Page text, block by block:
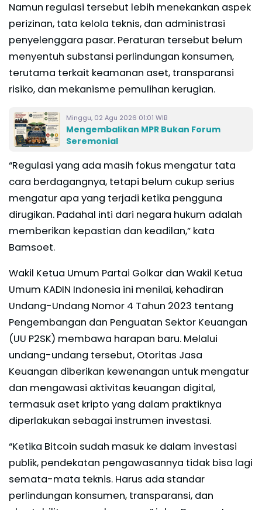
Namun regulasi tersebut lebih menekankan aspek
perizinan, tata kelola teknis, dan administrasi
penyelenggara pasar. Peraturan tersebut belum
menyentuh substansi perlindungan konsumen,
terutama terkait keamanan aset, transparansi
risiko, dan mekanisme pemulihan kerugian.
Minggu, 02 Agu 2026 01:01 WIB
Mengembalikan MPR Bukan Forum
Seremonial
“Regulasi yang ada masih fokus mengatur tata
cara berdagangnya, tetapi belum cukup serius
mengatur apa yang terjadi ketika pengguna
dirugikan. Padahal inti dari negara hukum adalah
memberikan kepastian dan keadilan,” kata
Bamsoet.
Wakil Ketua Umum Partai Golkar dan Wakil Ketua
Umum KADIN Indonesia ini menilai, kehadiran
Undang-Undang Nomor 4 Tahun 2023 tentang
Pengembangan dan Penguatan Sektor Keuangan
(UU P2SK) membawa harapan baru. Melalui
undang-undang tersebut, Otoritas Jasa
Keuangan diberikan kewenangan untuk mengatur
dan mengawasi aktivitas keuangan digital,
termasuk aset kripto yang dalam praktiknya
diperlakukan sebagai instrumen investasi.
“Ketika Bitcoin sudah masuk ke dalam investasi
publik, pendekatan pengawasannya tidak bisa lagi
semata-mata teknis. Harus ada standar
perlindungan konsumen, transparansi, dan